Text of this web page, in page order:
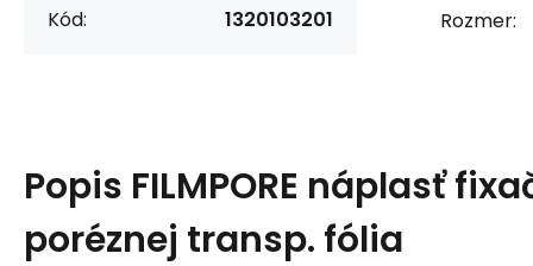
Kód: 1320103201 Rozmer:
Popis FILMPORE náplasť
poréznej transp. fólia